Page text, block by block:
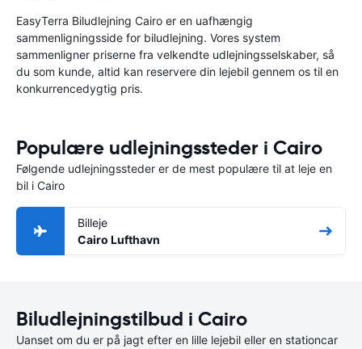
EasyTerra Biludlejning Cairo er en uafhængig
sammenligningsside for biludlejning. Vores system
sammenligner priserne fra velkendte udlejningsselskaber, så
du som kunde, altid kan reservere din lejebil gennem os til en
konkurrencedygtig pris.
Populære udlejningssteder i Cairo
Følgende udlejningssteder er de mest populære til at leje en
bil i Cairo
Billeje
Cairo Lufthavn
Biludlejningstilbud i Cairo
Uanset om du er på jagt efter en lille lejebil eller en stationcar